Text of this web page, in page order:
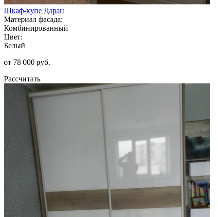
Шкаф-купе Даран
Материал фасада:
Комбинированный
Цвет:
Белый
от 78 000 руб.
Рассчитать